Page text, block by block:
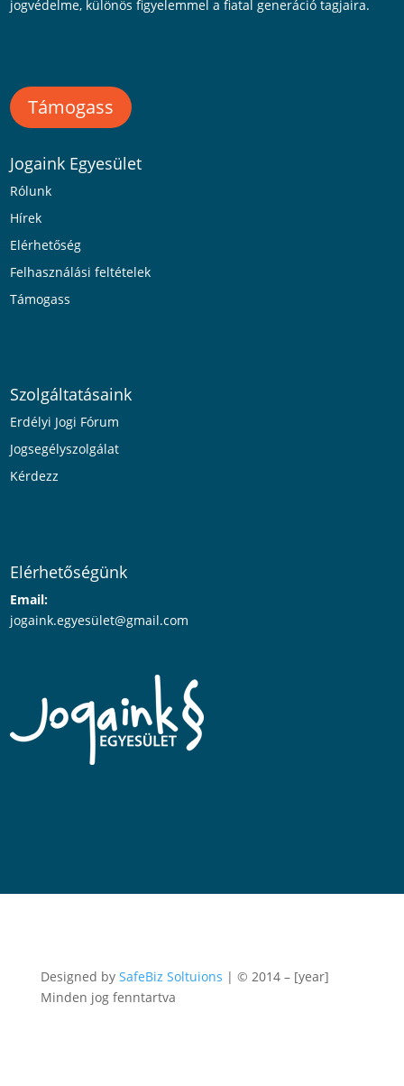
jogvédelme, különös figyelemmel a fiatal generáció tagjaira.
Támogass
Jogaink Egyesület
Rólunk
Hírek
Elérhetőség
Felhasználási feltételek
Támogass
Szolgáltatásaink
Erdélyi Jogi Fórum
Jogsegélyszolgálat
Kérdezz
Elérhetőségünk
Email:
jogaink.egyesület@gmail.com
Designed by SafeBiz Soltuions | © 2014 – [year]
Minden jog fenntartva